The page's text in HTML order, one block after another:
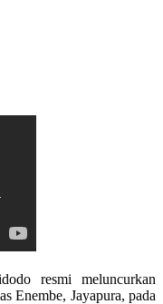
resmi meluncurkan
Enembe, Jayapura, pada